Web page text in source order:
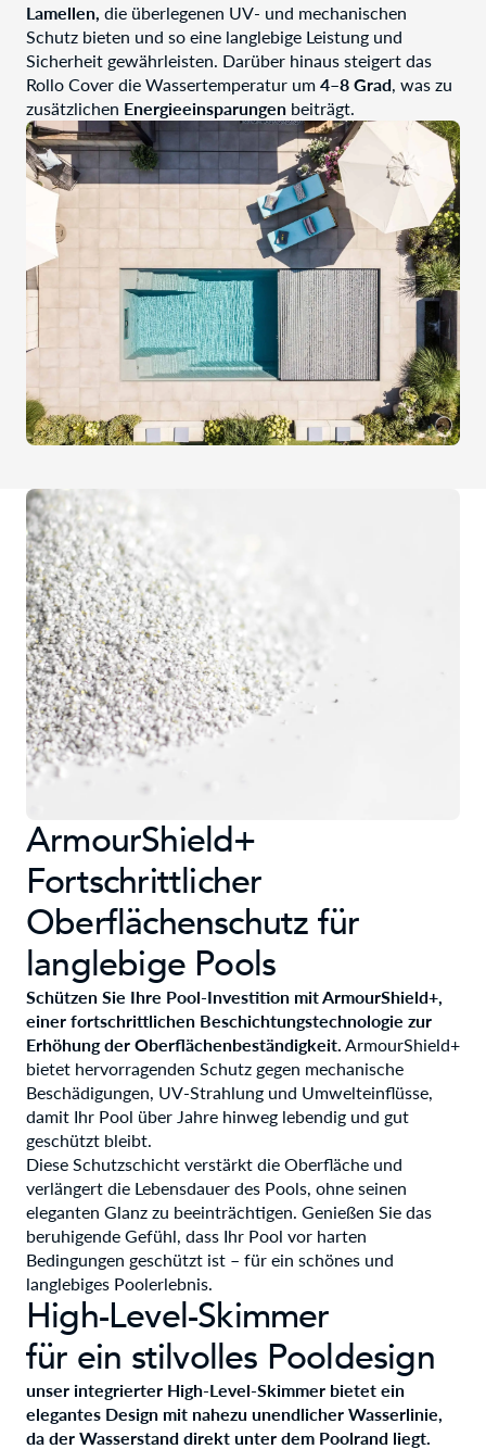
Lamellen, die überlegenen UV- und mechanischen
Schutz bieten und so eine langlebige Leistung und
Sicherheit gewährleisten. Darüber hinaus steigert das
Rollo Cover die Wassertemperatur um 4–8 Grad , was zu
zusätzlichen Energieeinsparungen beiträgt.
ArmourShield+
Fortschrittlicher
Oberflächenschutz für
langlebige Pools
Schützen Sie Ihre Pool-Investition mit ArmourShield+,
einer fortschrittlichen Beschichtungstechnologie zur
Erhöhung der Oberflächenbeständigkeit. ArmourShield+
bietet hervorragenden Schutz gegen mechanische
Beschädigungen, UV-Strahlung und Umwelteinflüsse,
damit Ihr Pool über Jahre hinweg lebendig und gut
geschützt bleibt.
Diese Schutzschicht verstärkt die Oberfläche und
verlängert die Lebensdauer des Pools, ohne seinen
eleganten Glanz zu beeinträchtigen. Genießen Sie das
beruhigende Gefühl, dass Ihr Pool vor harten
Bedingungen geschützt ist – für ein schönes und
langlebiges Poolerlebnis.
High-Level-Skimmer
für ein stilvolles Pooldesign
unser integrierter High-Level-Skimmer bietet ein
elegantes Design mit nahezu unendlicher Wasserlinie,
da der Wasserstand direkt unter dem Poolrand liegt.